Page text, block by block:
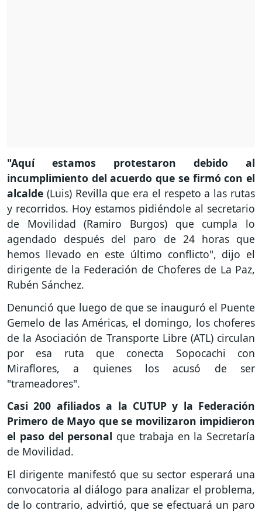
"Aquí estamos protestaron debido al
incumplimiento del acuerdo que se firmó con el
alcalde (Luis) Revilla que era el respeto a las rutas
y recorridos. Hoy estamos pidiéndole al secretario
de Movilidad (Ramiro Burgos) que cumpla lo
agendado después del paro de 24 horas que
hemos llevado en este último conflicto", dijo el
dirigente de la Federación de Choferes de La Paz,
Rubén Sánchez.
Denunció que luego de que se inauguró el Puente
Gemelo de las Américas, el domingo, los choferes
de la Asociación de Transporte Libre (ATL) circulan
por esa ruta que conecta Sopocachi con
Miraflores, a quienes los acusó de ser
"trameadores".
Casi 200 afiliados a la CUTUP y la Federación
Primero de Mayo que se movilizaron impidieron
el paso del personal que trabaja en la Secretaría
de Movilidad.
El dirigente manifestó que su sector esperará una
convocatoria al diálogo para analizar el problema,
de lo contrario, advirtió, que se efectuará un paro